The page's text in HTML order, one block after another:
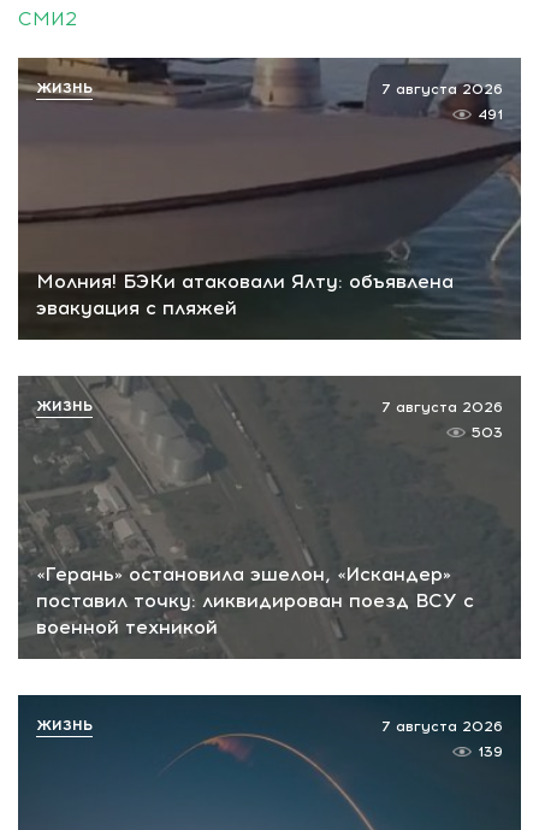
СМИ2
Молния! БЭКи атаковали Ялту: объявлена
эвакуация с пляжей
7 августа 2026
491
ЖИЗНЬ
«Герань» остановила эшелон, «Искандер»
поставил точку: ликвидирован поезд ВСУ с
военной техникой
7 августа 2026
503
ЖИЗНЬ
7 августа 2026
139
ЖИЗНЬ